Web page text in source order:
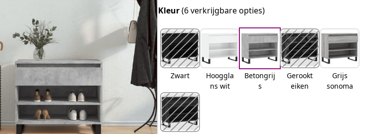
Kleur(6 verkrijgbare opties)
Zwart
Hooggla
ns wit
Betongrij
s
Gerookt
eiken
Grijs
sonoma